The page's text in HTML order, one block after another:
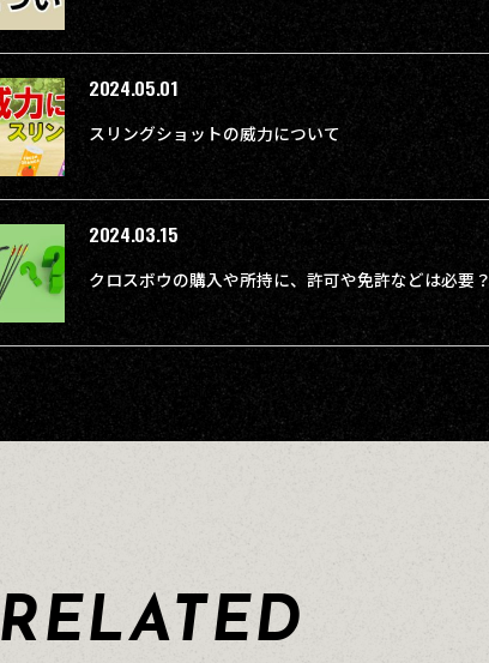
2024.05.01
スリングショットの威力について
2024.03.15
クロスボウの購入や所持に、許可や免許などは必要？
RELATED